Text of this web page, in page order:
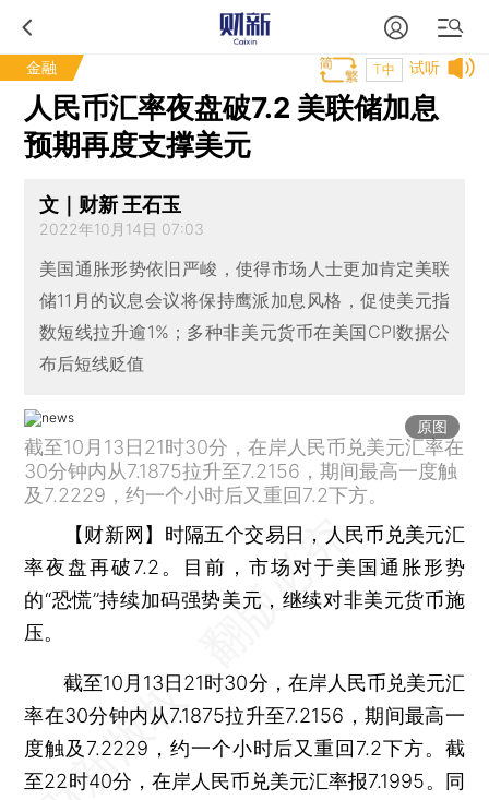
金融 试听
T中
人民币汇率夜盘破7.2 美联储加息
预期再度支撑美元
文｜财新 王石玉
2022年10月14日 07:03
美国通胀形势依旧严峻，使得市场人士更加肯定美联
储11月的议息会议将保持鹰派加息风格，促使美元指
数短线拉升逾1%；多种非美元货币在美国CPI数据公
布后短线贬值
原图
截至10月13日21时30分，在岸人民币兑美元汇率在
30分钟内从7.1875拉升至7.2156，期间最高一度触
及7.2229，约一个小时后又重回7.2下方。
【财新网】 时隔五个交易日，人民币兑美元汇
率夜盘再破7.2。目前，市场对于美国通胀形势
的“恐慌”持续加码强势美元，继续对非美元货币施
压。
截至10月13日21时30分，在岸人民币兑美元汇
率在30分钟内从7.1875拉升至7.2156，期间最高一
度触及7.2229，约一个小时后又重回7.2下方。截
至22时40分，在岸人民币兑美元汇率报7.1995。同